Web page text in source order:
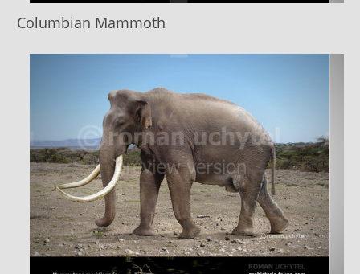
Columbian Mammoth